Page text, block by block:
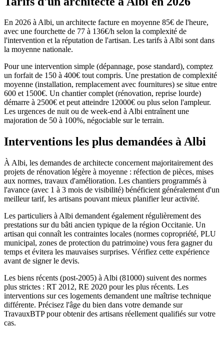
En 2026 à Albi, un architecte facture en moyenne 85€ de l'heure,
avec une fourchette de 77 à 136€/h selon la complexité de
l'intervention et la réputation de l'artisan. Les tarifs à Albi sont dans
la moyenne nationale.
Pour une intervention simple (dépannage, pose standard), comptez
un forfait de 150 à 400€ tout compris. Une prestation de complexité
moyenne (installation, remplacement avec fournitures) se situe entre
600 et 1500€. Un chantier complet (rénovation, reprise lourde)
démarre à 2500€ et peut atteindre 12000€ ou plus selon l'ampleur.
Les urgences de nuit ou de week-end à Albi entraînent une
majoration de 50 à 100%, négociable sur le terrain.
Interventions les plus demandées à Albi
À Albi, les demandes de architecte concernent majoritairement des
projets de rénovation légère à moyenne : réfection de pièces, mises
aux normes, travaux d'amélioration. Les chantiers programmés à
l'avance (avec 1 à 3 mois de visibilité) bénéficient généralement d'un
meilleur tarif, les artisans pouvant mieux planifier leur activité.
Les particuliers à Albi demandent également régulièrement des
prestations sur du bâti ancien typique de la région Occitanie. Un
artisan qui connaît les contraintes locales (normes copropriété, PLU
municipal, zones de protection du patrimoine) vous fera gagner du
temps et évitera les mauvaises surprises. Vérifiez cette expérience
avant de signer le devis.
Les biens récents (post-2005) à Albi (81000) suivent des normes
plus strictes : RT 2012, RE 2020 pour les plus récents. Les
interventions sur ces logements demandent une maîtrise technique
différente. Précisez l'âge du bien dans votre demande sur
TravauxBTP pour obtenir des artisans réellement qualifiés sur votre
cas.